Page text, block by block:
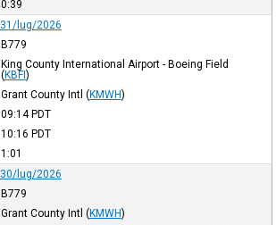
0:39
31/lug/2026
B779
King County International Airport - Boeing Field
(KBFI)
Grant County Intl (KMWH)
09:14PDT
10:16 PDT
1:01
30/lug/2026
B779
Grant County Intl (KMWH)